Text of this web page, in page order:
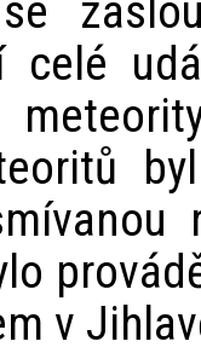
celé
v